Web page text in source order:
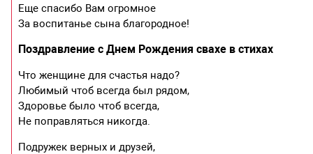
Еще спасибо Вам огромное
За воспитанье сына благородное!
Поздравление с Днем Рождения свахе в стихах
Что женщине для счастья надо?
Любимый чтоб всегда был рядом,
Здоровье было чтоб всегда,
Не поправляться никогда.
Подружек верных и друзей,